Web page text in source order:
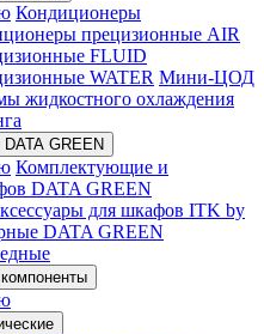
Кондиционеры
прецизионные AIR
FLUID
WATER Мини-ЦОД
жидкостного охлаждения
GREEN
Комплектующие и
DATA GREEN
для шкафов ITK by
DATA GREEN